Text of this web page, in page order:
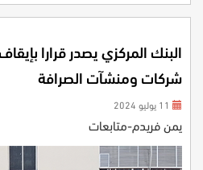
البنك المركزي يصدر قرارا
شركات ومنشآت الصرافة
يمن فريدم-متابعات